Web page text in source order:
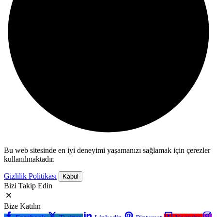
Bu web sitesinde en iyi deneyimi yaşamanızı sağlamak için çerezler
kullanılmaktadır.
Gizlilik Politikası Kabul
Bizi Takip Edin
Bize Katılın